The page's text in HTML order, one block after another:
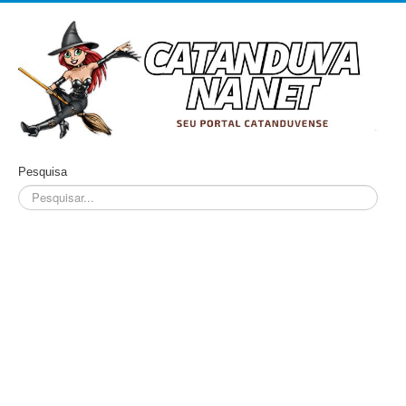
Pesquisa